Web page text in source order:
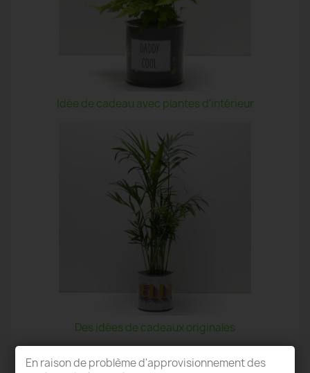
Idée de cadeau avec plantes d'intérieur
Des idées de cadeaux originales
En raison de problème d'approvisionnement des